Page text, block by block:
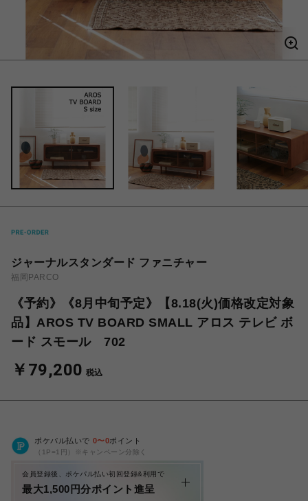
ジャーナルスタンダード ファニチャー
福岡PARCO
《予約》《8月中旬予定》【8.18(火)価格改定対象
品】AROS TV BOARD SMALL アロス テレビ ボ
ード スモール 702
￥79,200 税込
ポケパル払いで 0〜0ポイント
（1P=1円）※キャンペーン分除く
会員登録後、ポケパル払い初回登録&利用で
最大1,500円分ポイント進呈